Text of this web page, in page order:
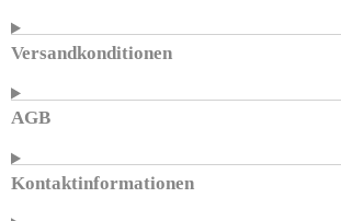
Versandkonditionen
AGB
Kontaktinformationen